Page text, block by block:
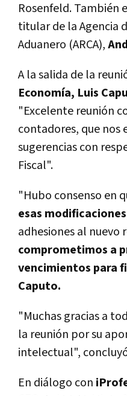
Rosenfeld. También
titular de la Agencia
Aduanero (ARCA),
A la salida de la
Economía, Luis
"Excelente reunión
contadores, que nos
sugerencias con
Fiscal".
"Hubo consenso en
esas modificaciones
adhesiones al nuevo
comprometimos a
vencimientos para
Caputo.
"Muchas gracias a
la reunión por su
intelectual",
En diálogo con